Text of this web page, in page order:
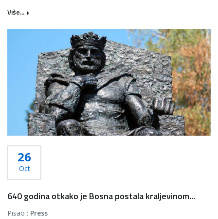
Više...
26
Oct
640 godina otkako je Bosna postala kraljevinom...
Pisao : Press